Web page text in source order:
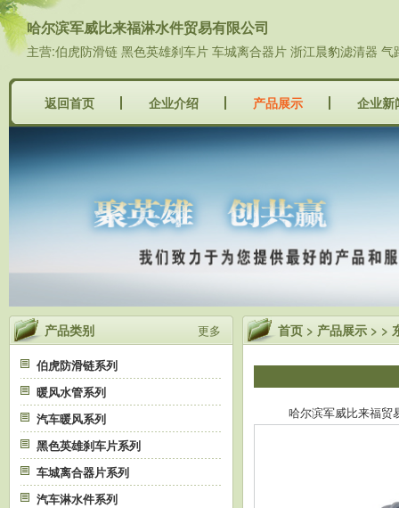
哈尔滨军威比来福淋水件贸易有限公司
主营:伯虎防滑链 黑色英雄刹车片 车城离合器片 浙江晨豹滤清器
返回首页 企业介绍 产品展示 企业新
更多
产品类别
伯虎防滑链系列
暖风水管系列
汽车暖风系列
黑色英雄刹车片系列
车城离合器片系列
汽车淋水件系列
首页 > 产品展示 > >
哈尔滨军威比来福贸